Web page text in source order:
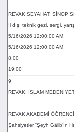
REVAK SEYAHAT: SİNOP
İl dışı teknik gezi, sergi,
5/16/2026 12:00:00 AM
5/16/2026 12:00:00 AM
8:00
19:00
9
REVAK: İSLAM
REVAK AKADEMİ
Şahsiyetler “Şeyh Gâlib’İn